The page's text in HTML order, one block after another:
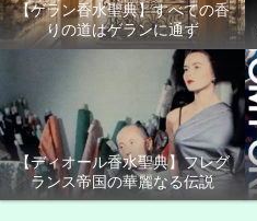
【ゲラン香水聖典】すべての香
りの道はゲランに通ず
【ディオール香水聖典】フレグ
ランス帝国の華麗なる伝説